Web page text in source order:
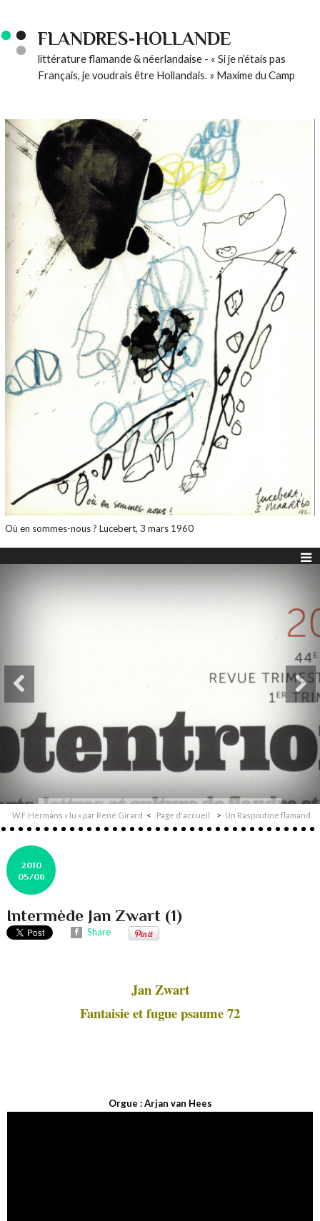
FLANDRES-HOLLANDE
littérature flamande & néerlandaise - « Si je n’étais pas
Français, je voudrais être Hollandais. » Maxime du Camp
Où en sommes-nous ? Lucebert, 3 mars 1960
W.F. Hermans « lu » par René Girard Page d'accueil Un Raspoutine flamand
2010
05/06
Intermède Jan Zwart (1)
Share
Jan Zwart
Fantaisie et fugue psaume 72
Orgue : Arjan van Hees